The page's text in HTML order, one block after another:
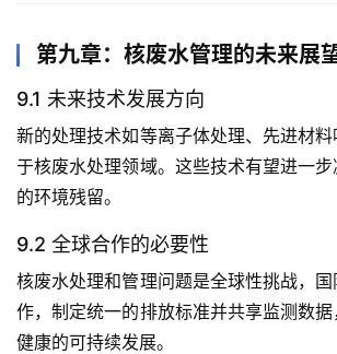
第九章：核废水管理的未来展
9.1 未来技术发展方向
新的处理技术如等离子体处理、先进材
于核废水处理领域。这些技术有望进一
的环境残留。
9.2 全球合作的必要性
核废水处理和管理问题是全球性挑战，
作，制定统一的排放标准并共享监测数
健康的可持续发展。